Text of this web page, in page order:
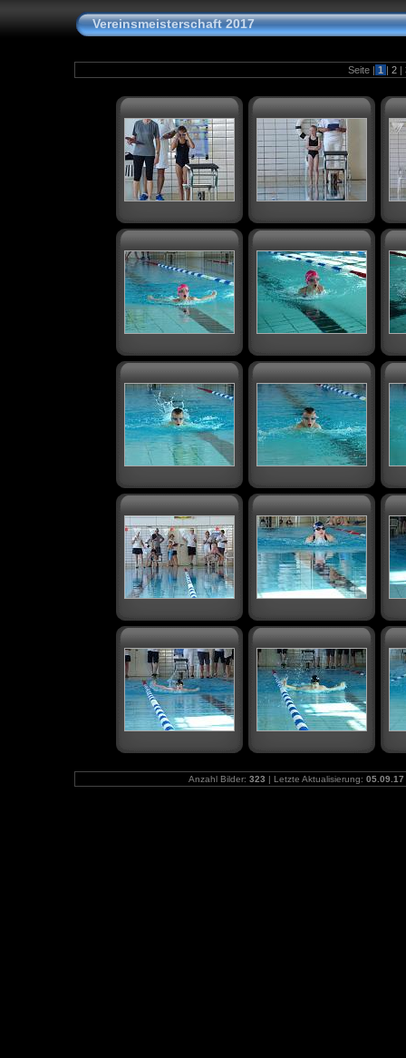
Vereinsmeisterschaft 2017
Seite | 1 | 2 |
Anzahl Bilder: 323 | Letzte Aktualisierung: 05.09.17